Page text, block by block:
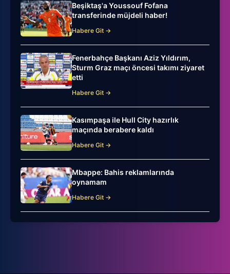
Beşiktaş'a Youssouf Fofana
transferinde müjdeli haber!
Habere Git →
Fenerbahçe Başkanı Aziz Yıldırım,
Sturm Graz maçı öncesi takımı ziyaret
etti
Habere Git →
Kasımpaşa ile Hull City hazırlık
maçında berabere kaldı
Habere Git →
Mbappe: Bahis reklamlarında
oynamam
Habere Git →